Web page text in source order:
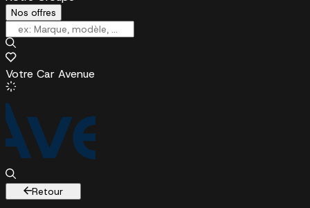
Nos offres
Votre Car Avenue
Retour